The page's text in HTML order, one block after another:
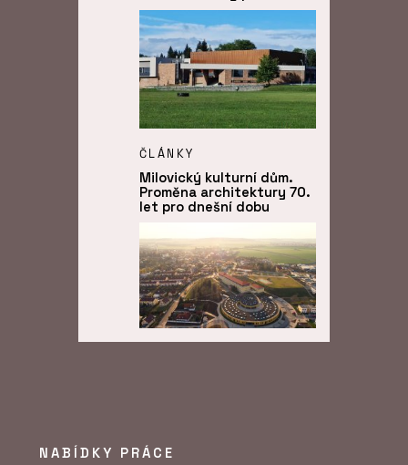
ČLÁNKY
Milovický kulturní dům.
Proměna architektury 70.
let pro dnešní dobu
obce
NABÍDKY PRÁCE